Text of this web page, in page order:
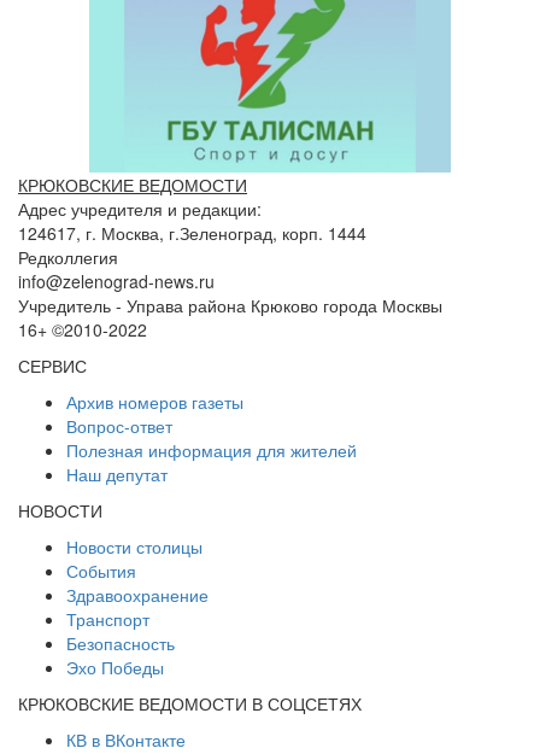
КРЮКОВСКИЕ ВЕДОМОСТИ
Адрес учредителя и редакции:
124617, г. Москва, г.Зеленоград, корп. 1444
Редколлегия
info@zelenograd-news.ru
Учредитель - Управа района Крюково города Москвы
16+ ©2010-2022
СЕРВИС
Архив номеров газеты
Вопрос-ответ
Полезная информация для жителей
Наш депутат
НОВОСТИ
Новости столицы
События
Здравоохранение
Транспорт
Безопасность
Эхо Победы
КРЮКОВСКИЕ ВЕДОМОСТИ В СОЦСЕТЯХ
КВ в ВКонтакте